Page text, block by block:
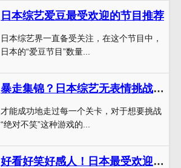
日本综艺爱豆最受欢迎的节目推荐
日本综艺界一直备受关注，在这个节目中，
日本的“爱豆节目”数量...
暴走集锦？日本综艺无表情挑战叫什么名字了，怎样做到“不笑不做声”？
才能成功地走过每一个关卡，对于想要挑战
“绝对不笑”这种游戏的...
好看好笑好感人！日本最受欢迎综艺节目排行榜中的经典之作，你不容错过